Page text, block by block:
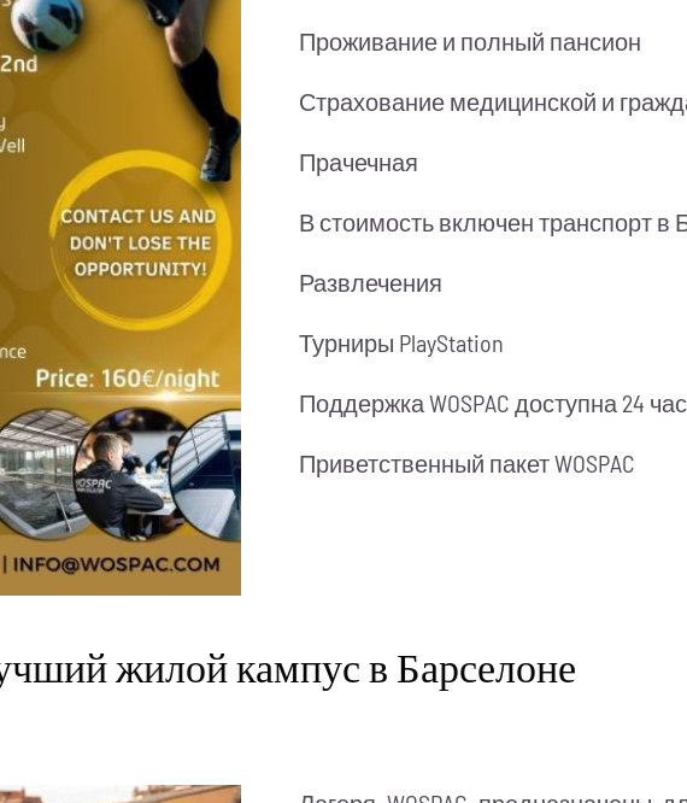
Проживание и полный пансион
Страхование медицинской и
Прачечная
В стоимость включен транспорт в
Развлечения
Турниры PlayStation
Поддержка WOSPAC доступна 24
Приветственный пакет WOSPAC
жилой кампус в Барселоне